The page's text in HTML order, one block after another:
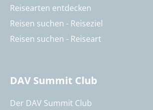
Reisearten entdecken
Reisen suchen - Reiseziel
Reisen suchen - Reiseart
DAV Summit Club
Der DAV Summit Club